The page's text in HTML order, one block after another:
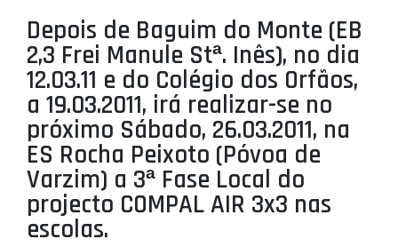
MINIBASQUETE
ÁREA TÉCNICA
PROJETOS
LIGA BETCLIC MASCULINA
LIGA BETCLIC FEMININA
Depois de Baguim do Monte (EB
2,3 Frei Manule Stª. Inês), no dia
12.03.11 e do Colégio dos Orfãos,
a 19.03.2011, irá realizar-se no
próximo Sábado, 26.03.2011, na
ES Rocha Peixoto (Póvoa de
Varzim) a 3ª Fase Local do
projecto COMPAL AIR 3x3 nas
escolas.